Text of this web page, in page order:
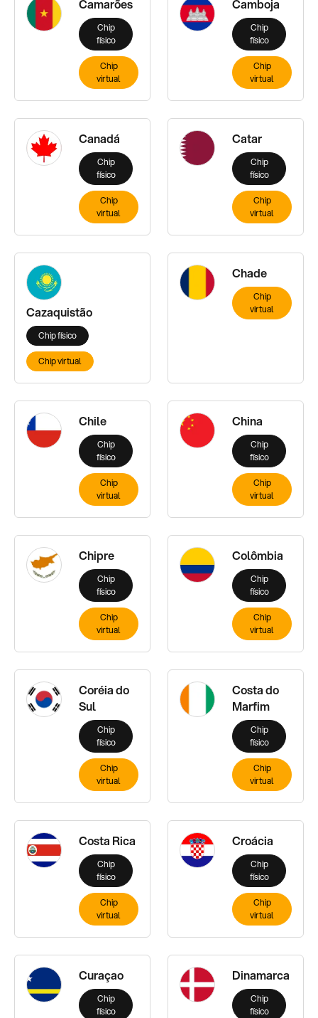
Camarões
Chip
físico
Chip
virtual
Camboja
Chip
físico
Chip
virtual
Canadá
Chip
físico
Chip
virtual
Catar
Chip
físico
Chip
virtual
Cazaquistão
Chip físico
Chip virtual
Chade
Chip
virtual
Chile
Chip
físico
Chip
virtual
China
Chip
físico
Chip
virtual
Chipre
Chip
físico
Chip
virtual
Colômbia
Chip
físico
Chip
virtual
Coréia do
Sul
Chip
físico
Chip
virtual
Costa do
Marfim
Chip
físico
Chip
virtual
Costa Rica
Chip
físico
Chip
virtual
Croácia
Chip
físico
Chip
virtual
Curaçao
Chip
físico
Dinamarca
Chip
físico